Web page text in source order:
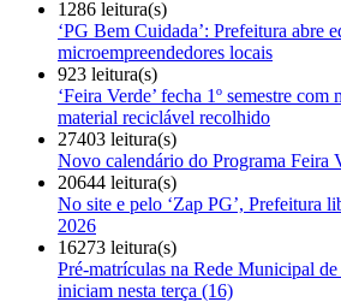
1286 leitura(s)
‘PG Bem Cuidada’: Prefeitura abre
microempreendedores locais
923 leitura(s)
‘Feira Verde’ fecha 1º semestre
material reciclável recolhido
27403 leitura(s)
Novo calendário do Programa Feira
20644 leitura(s)
No site e pelo ‘Zap PG’, Prefeitura
2026
16273 leitura(s)
Pré-matrículas na Rede Municipal
iniciam nesta terça (16)